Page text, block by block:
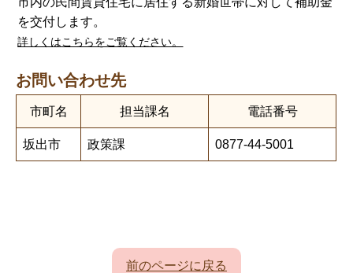
を交付します。
詳しくはこちらをご覧ください。
お問い合わせ先
市町名 担当課名 電話番号
坂出市 政策課 0877-44-5001
前のページに戻る